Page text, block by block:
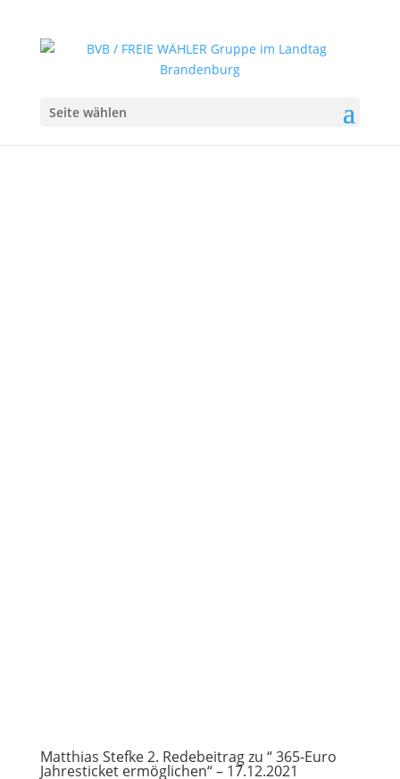
Seite wählen
Matthias Stefke 2. Redebeitrag zu “ 365-Euro
Jahresticket ermöglichen“ – 17.12.2021